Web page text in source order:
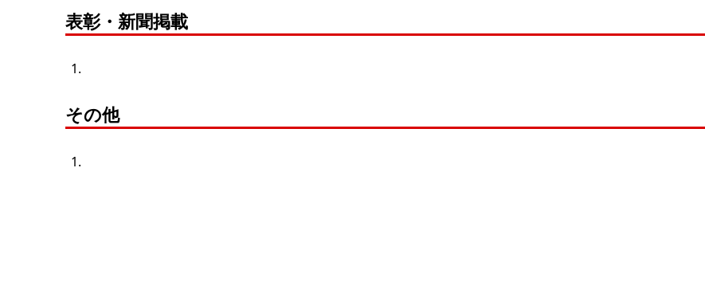
表彰・新聞掲載
その他